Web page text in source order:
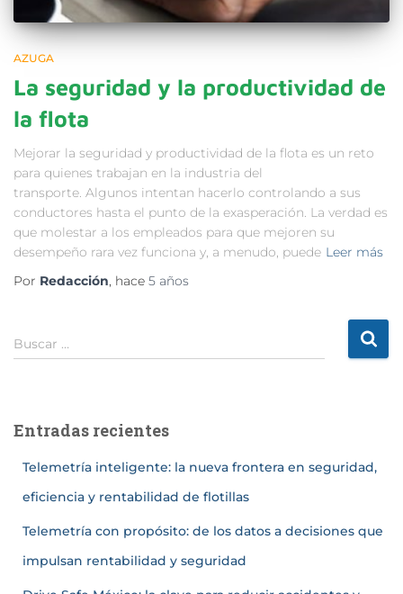
AZUGA
La seguridad y la productividad de
la flota
Mejorar la seguridad y productividad de la flota es un reto
para quienes trabajan en la industria del
transporte. Algunos intentan hacerlo controlando a sus
conductores hasta el punto de la exasperación. La verdad es
que molestar a los empleados para que mejoren su
desempeño rara vez funciona y, a menudo, puede Leer más
Por Redacción, hace 5 años
Buscar …
Entradas recientes
Telemetría inteligente: la nueva frontera en seguridad,
eficiencia y rentabilidad de flotillas
Telemetría con propósito: de los datos a decisiones que
impulsan rentabilidad y seguridad